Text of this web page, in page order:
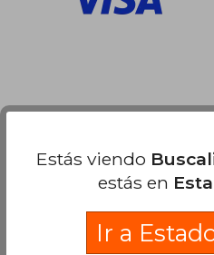
Estás viendo
estás en
Ir a